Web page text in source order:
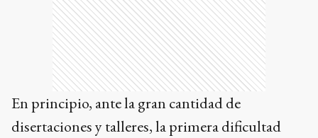
En principio, ante la gran cantidad de
disertaciones y talleres, la primera dificultad